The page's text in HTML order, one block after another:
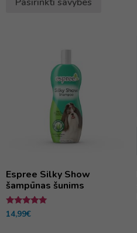
Espree Silky Show
šampūnas šunims
Įvertinimas:
5.00
14,99€